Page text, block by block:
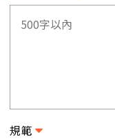
規範